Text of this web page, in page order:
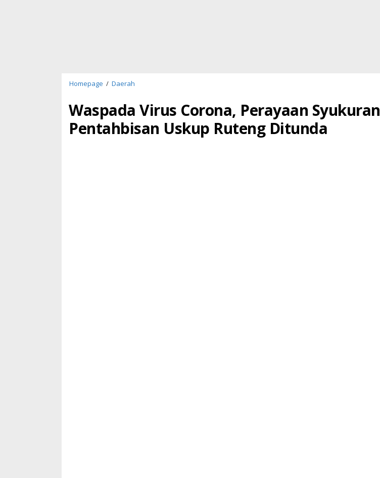
Homepage / Daerah
Corona,
Perayaan
Syukuran
Pentahbisan
Waspada Virus Corona, Perayaan Syukuran
Pentahbisan Uskup Ruteng Ditunda